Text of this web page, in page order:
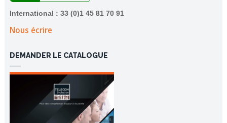
International : 33 (0)1 45 81 70 91
Nous écrire
DEMANDER LE CATALOGUE